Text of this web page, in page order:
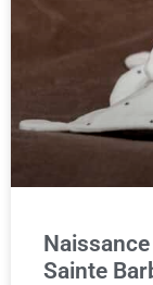
Sainte